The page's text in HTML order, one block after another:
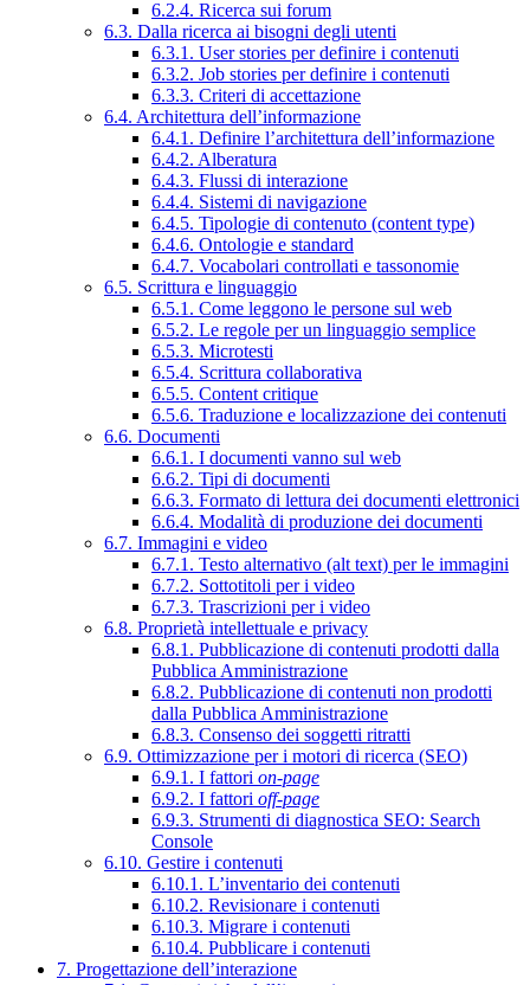
6.2.4. Ricerca sui forum
6.3. Dalla ricerca ai bisogni degli utenti
6.3.1. User stories per definire i contenuti
6.3.2. Job stories per definire i contenuti
6.3.3. Criteri di accettazione
6.4. Architettura dell’informazione
6.4.1. Definire l’architettura dell’informazione
6.4.2. Alberatura
6.4.3. Flussi di interazione
6.4.4. Sistemi di navigazione
6.4.5. Tipologie di contenuto (content type)
6.4.6. Ontologie e standard
6.4.7. Vocabolari controllati e tassonomie
6.5. Scrittura e linguaggio
6.5.1. Come leggono le persone sul web
6.5.2. Le regole per un linguaggio semplice
6.5.3. Microtesti
6.5.4. Scrittura collaborativa
6.5.5. Content critique
6.5.6. Traduzione e localizzazione dei contenuti
6.6. Documenti
6.6.1. I documenti vanno sul web
6.6.2. Tipi di documenti
6.6.3. Formato di lettura dei documenti elettronici
6.6.4. Modalità di produzione dei documenti
6.7. Immagini e video
6.7.1. Testo alternativo (alt text) per le immagini
6.7.2. Sottotitoli per i video
6.7.3. Trascrizioni per i video
6.8. Proprietà intellettuale e privacy
6.8.1. Pubblicazione di contenuti prodotti dalla
Pubblica Amministrazione
6.8.2. Pubblicazione di contenuti non prodotti
dalla Pubblica Amministrazione
6.8.3. Consenso dei soggetti ritratti
6.9. Ottimizzazione per i motori di ricerca (SEO)
6.9.1. I fattori on-page
6.9.2. I fattori off-page
6.9.3. Strumenti di diagnostica SEO: Search
Console
6.10. Gestire i contenuti
6.10.1. L’inventario dei contenuti
6.10.2. Revisionare i contenuti
6.10.3. Migrare i contenuti
6.10.4. Pubblicare i contenuti
7. Progettazione dell’interazione